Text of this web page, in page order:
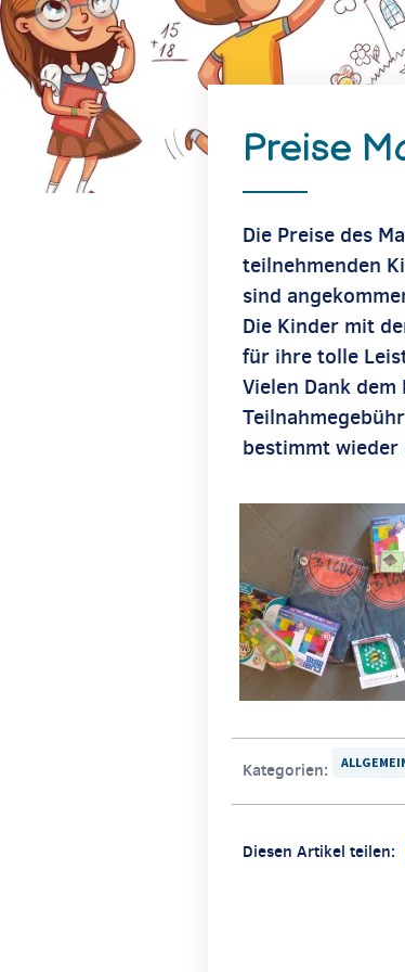
Preise
Die Preise des
teilnehmenden
sind
Die Kinder mit
für ihre tolle
Vielen Dank
bestimmt wieder
Kategorien:
Diesen Artikel teilen: